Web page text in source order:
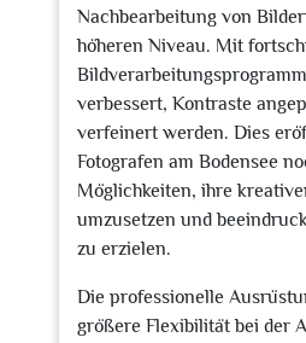
Nachbearbeitung von
höheren Niveau. Mit
verbessert, Kontraste
verfeinert werden. Dies
Fotografen am Bodensee
Möglichkeiten, ihre
umzusetzen und
zu erzielen.
Die professionelle
größere Flexibilität bei der